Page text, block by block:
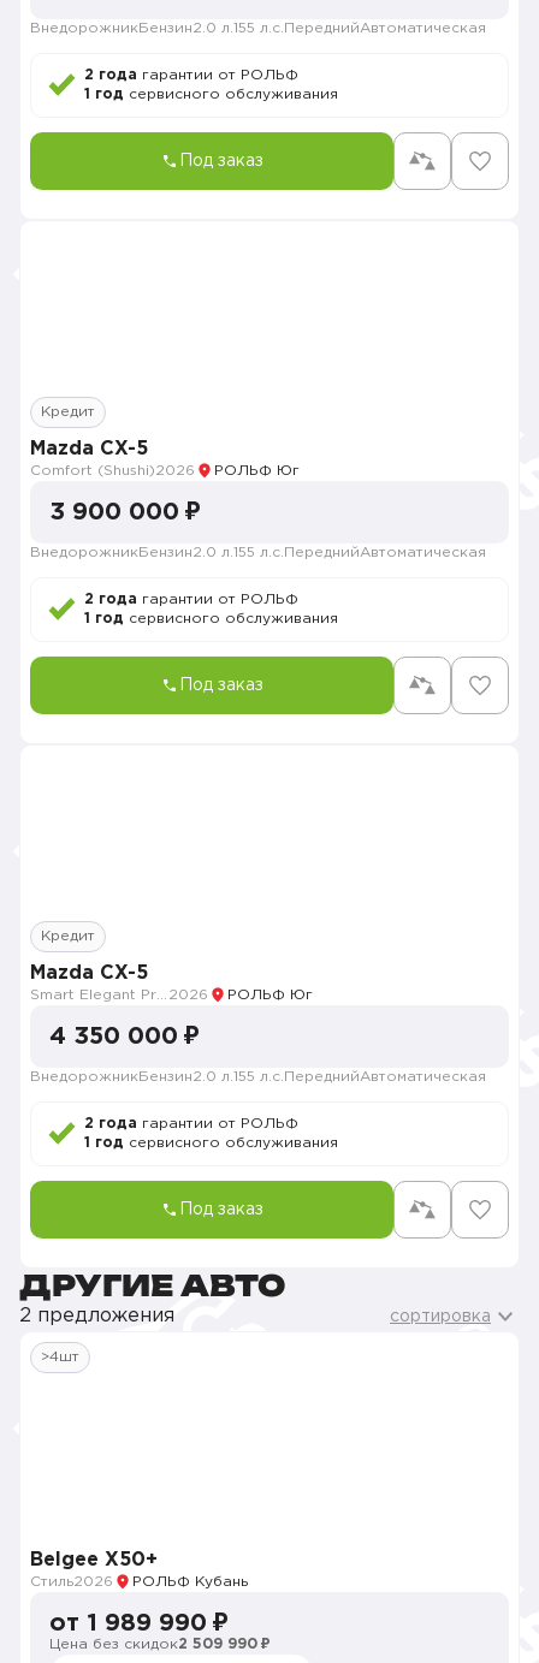
Внедорожник Бензин2.0 л. 155 л.с. ПереднийАвтоматическая
2 года гарантии от РОЛЬФ
1 год сервисного обслуживания
Под заказ
Кредит
Mazda CX-5
Comfort (Shushi)2026 РОЛЬФ Юг
3 900 000 ₽
Внедорожник Бензин2.0 л. 155 л.с. ПереднийАвтоматическая
2 года гарантии от РОЛЬФ
1 год сервисного обслуживания
Под заказ
Кредит
Mazda CX-5
2026 РОЛЬФ Юг
4 350 000 ₽
Внедорожник Бензин2.0 л. 155 л.с. ПереднийАвтоматическая
2 года гарантии от РОЛЬФ
1 год сервисного обслуживания
Под заказ
ДРУГИЕ АВТО
2 предложения сортировка
>4шт
Belgee X50+
Стиль2026 РОЛЬФ Кубань
от 1 989 990 ₽
Цена без скидок2 509 990 ₽